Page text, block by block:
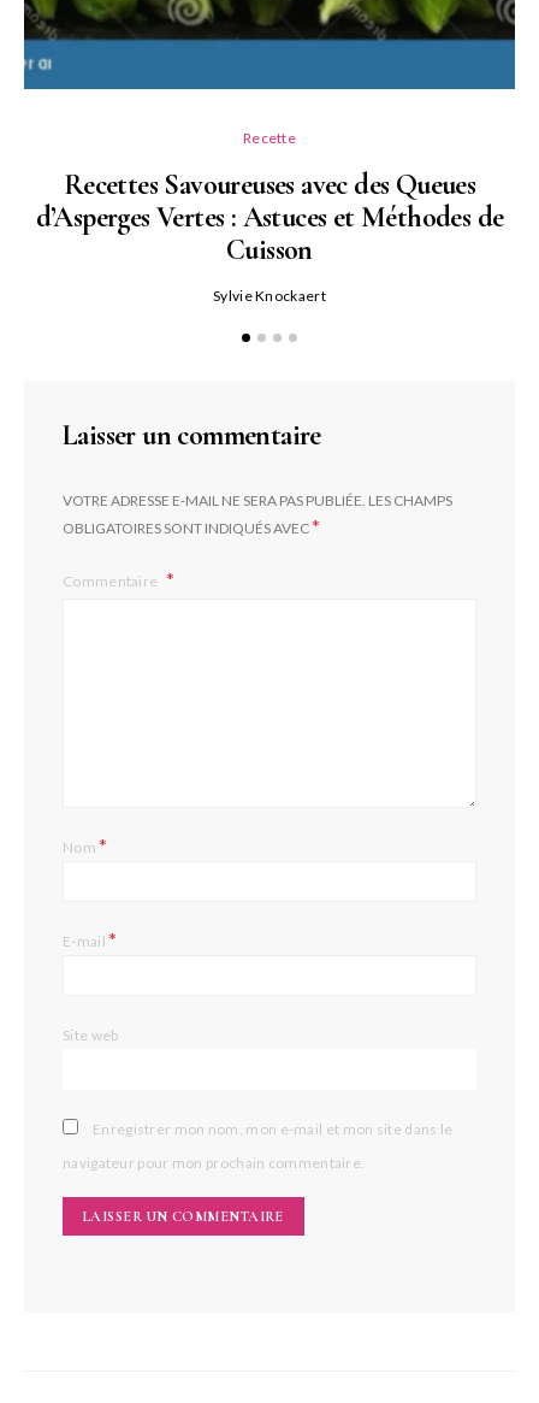
Recette
Recettes Savoureuses avec des Queues
d’Asperges Vertes : Astuces et Méthodes de
Cuisson
Sylvie Knockaert
Laisser un commentaire
VOTRE ADRESSE E-MAIL NE SERA PAS PUBLIÉE. LES CHAMPS
OBLIGATOIRES SONT INDIQUÉS AVEC*
Commentaire
Nom*
E-mail*
Site web
Enregistrer mon nom, mon e-mail et mon site dans le
navigateur pour mon prochain commentaire.